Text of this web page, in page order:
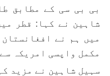
بی بی سی کے مطابق
شاہین نے کہا: قطر
میں ہم نے
مکمل واپسی امریکہ
سہیل شاہین نے مزید